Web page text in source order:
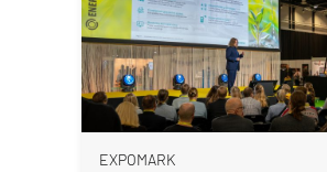
EXPOMARK